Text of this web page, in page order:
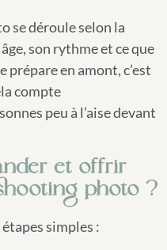
se déroule selon la
son rythme et ce que
prépare en amont, c’est
compte
peu à l’aise devant
et offrir
photo ?
simples :